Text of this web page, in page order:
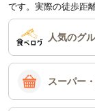
です。実際の徒歩距
人気のグ
スーパー